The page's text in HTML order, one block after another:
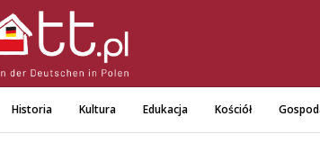
Historia Kultura Edukacja Kościół